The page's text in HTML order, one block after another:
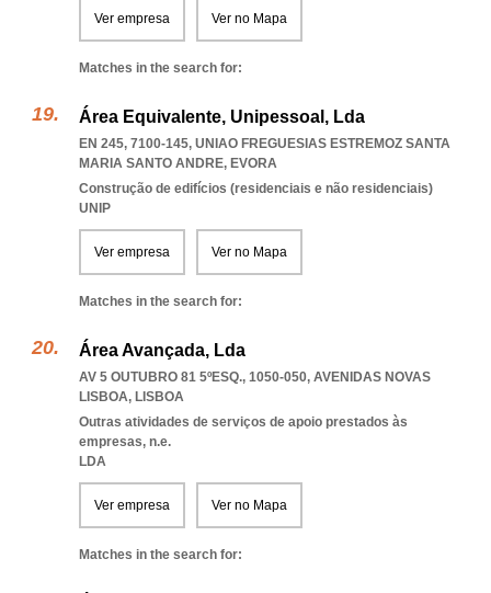
Ver empresa Ver no Mapa
Matches in the search for:
Área Equivalente, Unipessoal, Lda
EN 245, 7100-145, UNIAO FREGUESIAS ESTREMOZ SANTA
MARIA SANTO ANDRE, EVORA
Construção de edifícios (residenciais e não residenciais)
UNIP
Ver empresa Ver no Mapa
Matches in the search for:
Área Avançada, Lda
AV 5 OUTUBRO 81 5ºESQ., 1050-050, AVENIDAS NOVAS
LISBOA, LISBOA
Outras atividades de serviços de apoio prestados às
empresas, n.e.
LDA
Ver empresa Ver no Mapa
Matches in the search for: